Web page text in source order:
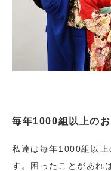
毎年1000組以上の
私達は毎年1000組以上
す。困ったことがあれ